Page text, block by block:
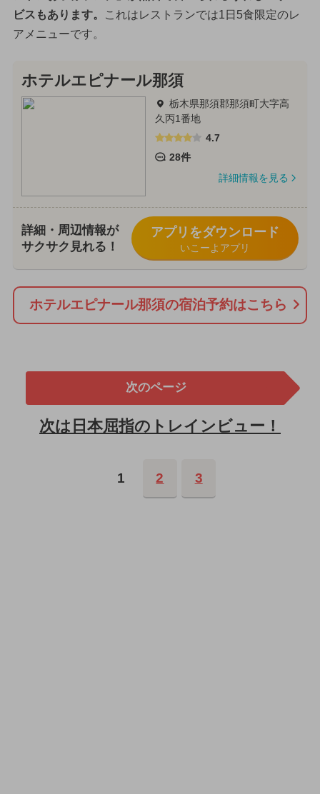
ビスもあります。
これはレストランでは1日5食限定のレ
アメニューです。
ホテルエピナール那須
栃木県那須郡那須町大字高
久丙1番地
4.7
28件
詳細情報を見る
詳細・周辺情報が
サクサク見れる！
アプリをダウンロード
いこーよアプリ
ホテルエピナール那須の宿泊予約はこちら
次のページ
次は日本屈指のトレインビュー！
1 2 3